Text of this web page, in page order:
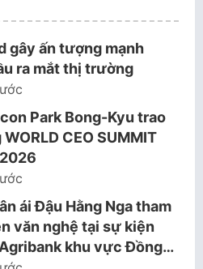
gây ấn tượng mạnh
ra mắt thị trường
Park Bong-Kyu trao
CEO SUMMIT
ái Đậu Hằng Nga tham
văn nghệ tại sự kiện
khu vực Đồng…